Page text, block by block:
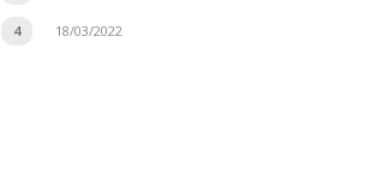
4 18/03/2022